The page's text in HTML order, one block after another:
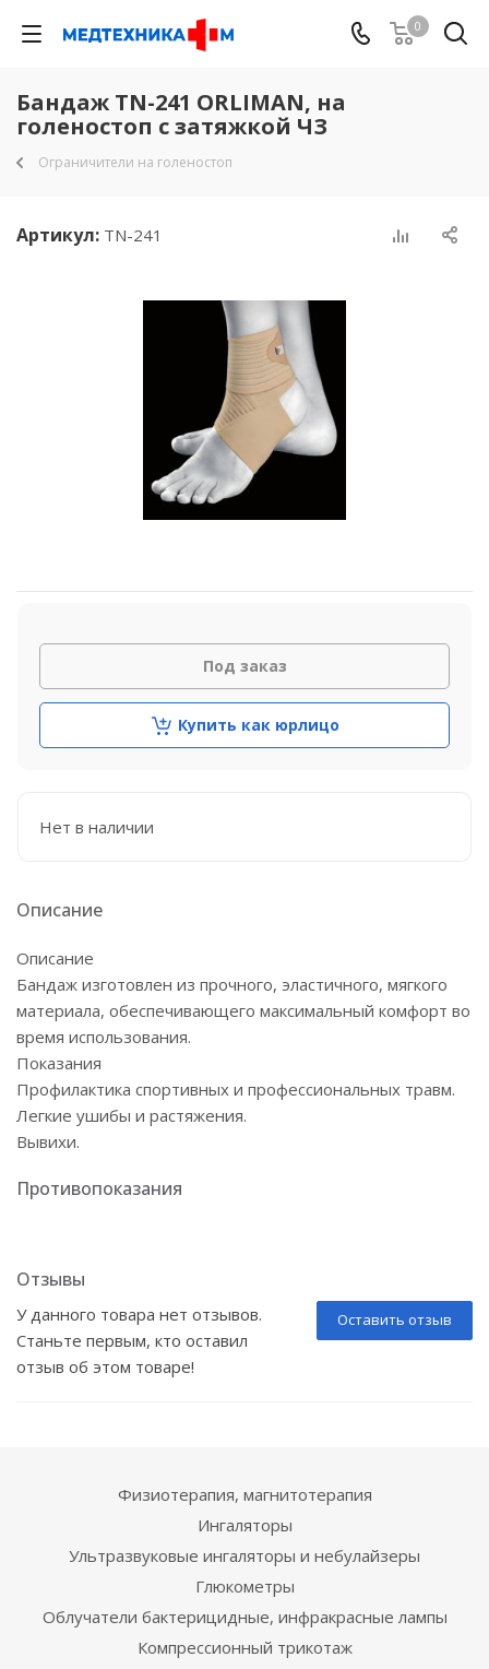
0
Бандаж TN-241 ORLIMAN, на
голеностоп с затяжкой ЧЗ
Ограничители на голеностоп
Артикул: TN-241
Под заказ
Купить как юрлицо
Нет в наличии
Описание
Описание
Бандаж изготовлен из прочного, эластичного, мягкого
материала, обеспечивающего максимальный комфорт во
время использования.
Показания
Профилактика спортивных и профессиональных травм.
Легкие ушибы и растяжения.
Вывихи.
Противопоказания
Отзывы
Оставить отзыв
У данного товара нет отзывов.
Станьте первым, кто оставил
отзыв об этом товаре!
Физиотерапия, магнитотерапия
Ингаляторы
Ультразвуковые ингаляторы и небулайзеры
Глюкометры
Облучатели бактерицидные, инфракрасные лампы
Компрессионный трикотаж